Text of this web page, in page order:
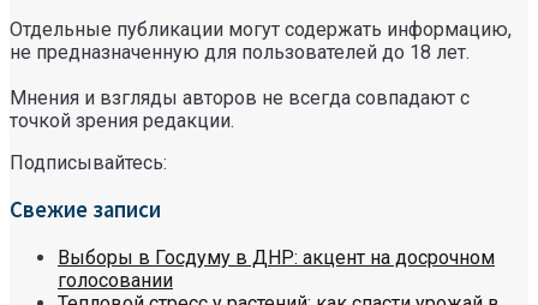
Отдельные публикации могут содержать информацию,
не предназначенную для пользователей до 18 лет.
Мнения и взгляды авторов не всегда совпадают с
точкой зрения редакции.
Подписывайтесь:
Свежие записи
Выборы в Госдуму в ДНР: акцент на досрочном
голосовании